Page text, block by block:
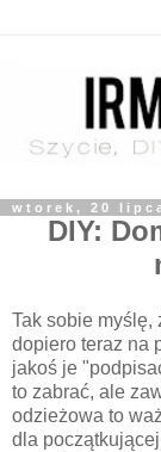
wtorek, 20
DIY:
Tak sobie myślę,
dopiero teraz na
jakoś je
to zabrać, ale
odzieżowa to
dla